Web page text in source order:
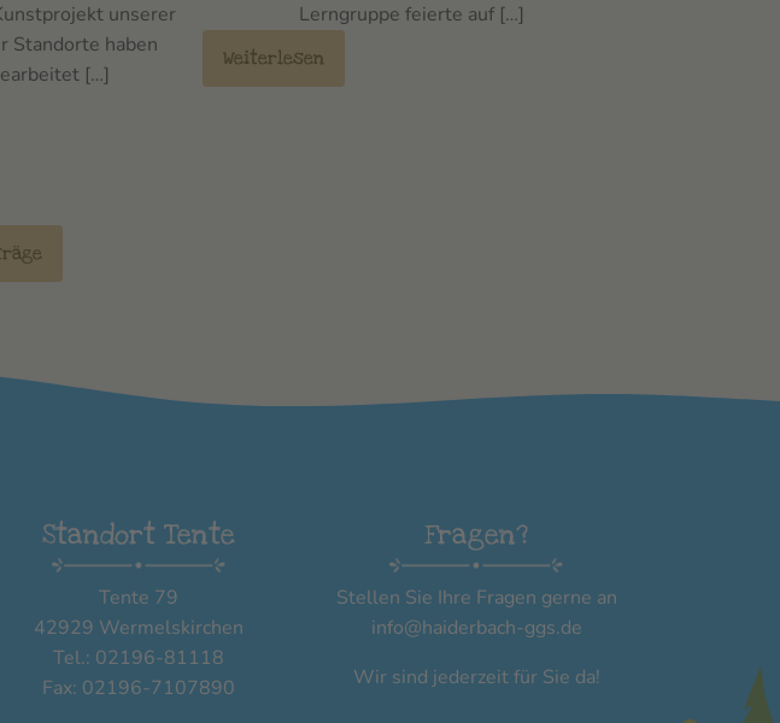
unserer
Standorte haben
[…]
Lerngruppe feierte auf […]
Weiterlesen
Standort Tente
Tente 79
42929 Wermelskirchen
Tel.: 02196-81118
Fax: 02196-7107890
Fragen?
Stellen Sie Ihre Fragen gerne an
info@haiderbach-ggs.de
Wir sind jederzeit für Sie da!